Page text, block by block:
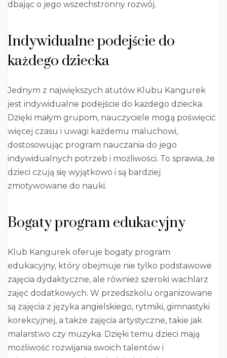
dbając o jego wszechstronny rozwój.
Indywidualne podejście do
każdego dziecka
Jednym z największych atutów Klubu Kangurek
jest indywidualne podejście do każdego dziecka.
Dzięki małym grupom, nauczyciele mogą poświęcić
więcej czasu i uwagi każdemu maluchowi,
dostosowując program nauczania do jego
indywidualnych potrzeb i możliwości. To sprawia, że
dzieci czują się wyjątkowo i są bardziej
zmotywowane do nauki.
Bogaty program edukacyjny
Klub Kangurek oferuje bogaty program
edukacyjny, który obejmuje nie tylko podstawowe
zajęcia dydaktyczne, ale również szeroki wachlarz
zajęć dodatkowych. W przedszkolu organizowane
są zajęcia z języka angielskiego, rytmiki, gimnastyki
korekcyjnej, a także zajęcia artystyczne, takie jak
malarstwo czy muzyka. Dzięki temu dzieci mają
możliwość rozwijania swoich talentów i